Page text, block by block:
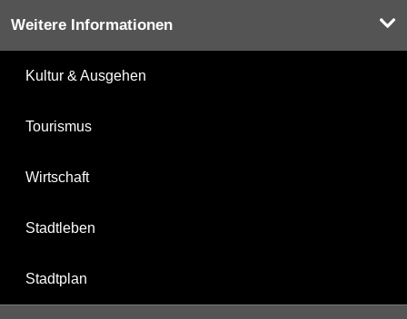
Weitere Informationen
Kultur & Ausgehen
Tourismus
Wirtschaft
Stadtleben
Stadtplan